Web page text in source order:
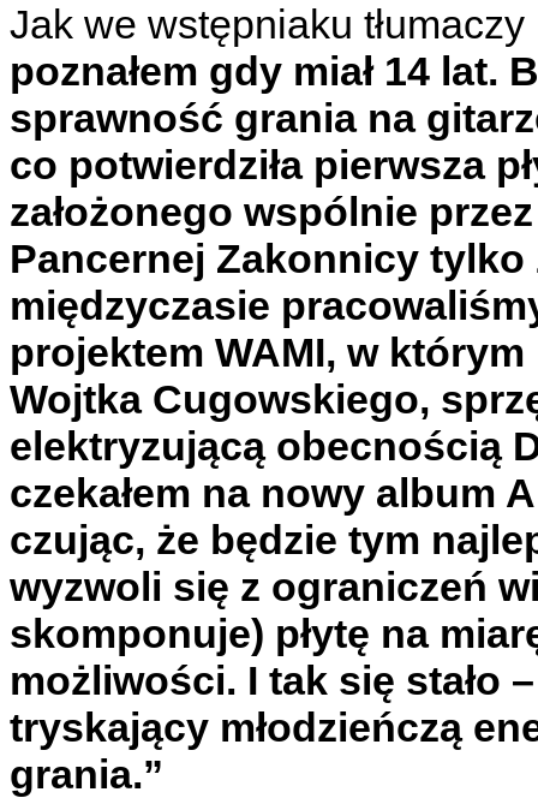
Jak we wstępniaku
poznałem gdy miał 14 lat.
sprawność grania na
co potwierdziła pierwsza
założonego wspólnie
Pancernej Zakonnicy tylko
międzyczasie
projektem WAMI, w
Wojtka Cugowskiego,
elektryzującą obecnością
czekałem na nowy album
czując, że będzie tym
wyzwoli się z ograniczeń
skomponuje) płytę na
możliwości. I tak się stało
tryskający młodzieńczą
grania.”